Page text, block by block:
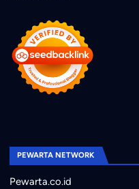
PEWARTA NETWORK
Pewarta.co.id